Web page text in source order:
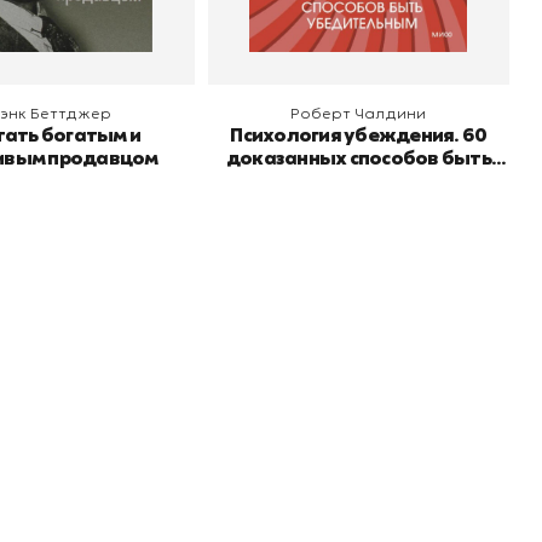
Беттджер
богатым и
продавцом
Роберт Чалдини
Психология убеждения. 60
доказанных способов быть